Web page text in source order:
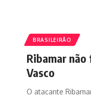
BRASILEIRÃO
Ribamar
Vasco
O atacante